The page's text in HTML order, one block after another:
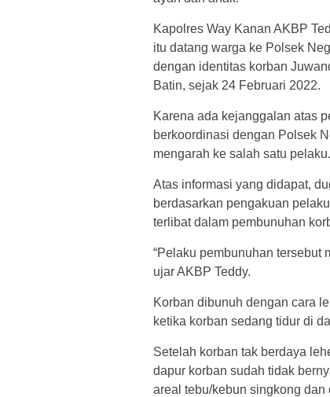
Kapolres Way Kanan AKBP
itu datang warga ke Polsek
dengan identitas korban
Batin, sejak 24 Februari 2022.
Karena ada kejanggalan atas
berkoordinasi dengan Polsek
mengarah ke salah satu pelaku.
Atas informasi yang didapat,
berdasarkan pengakuan
terlibat dalam pembunuhan
“Pelaku pembunuhan tersebut
ujar AKBP Teddy.
Korban dibunuh dengan cara
ketika korban sedang tidur di
Setelah korban tak berdaya
dapur korban sudah tidak
areal tebu/kebun singkong dan